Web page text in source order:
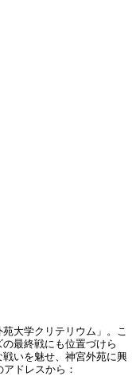
大学クリテリウム」。こ
最終戦にも位置づけら
いを魅せ、神宮外苑に興
ドレスから：